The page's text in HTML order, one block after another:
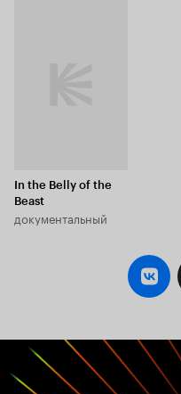
In the Belly of the
Beast
документальный